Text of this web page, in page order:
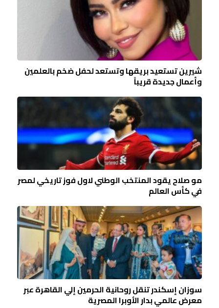
شيرين تستعيد بريقها وتستعد لحفل ضخم بالعلمين
وأعمال جديدة قريباً
مو صلاح يقود المنتخب الوطني لاول فوز تاريخي لمصر
في كأس العالم
سوزان إسكندر تنقل روحانية الحرمين إلي القاهرة عبر
معرض عالمي بدار الأوبرا المصرية